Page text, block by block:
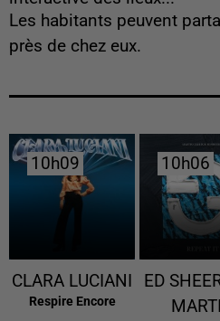
Les habitants peuvent
près de chez eux.
10h09
10h09
CLARA LUCIANI
Respire Encore
10h06
10h06
ED